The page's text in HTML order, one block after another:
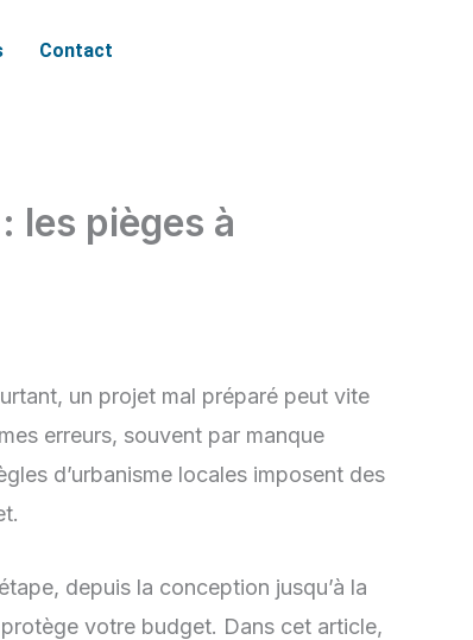
Contact
les pièges à
un projet mal préparé peut vite
erreurs, souvent par manque
d’urbanisme locales imposent des
depuis la conception jusqu’à la
votre budget. Dans cet article,